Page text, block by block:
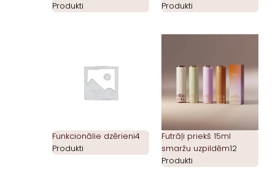
Produkti
Produkti
Funkcionālie dzērieni4
Produkti
Futrāļi priekš 15ml
smaržu uzpildēm12
Produkti